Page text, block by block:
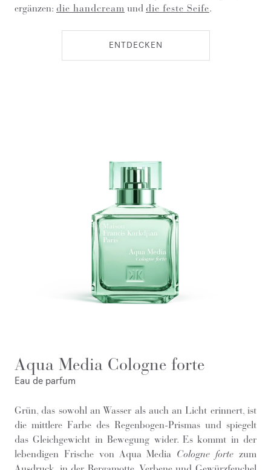
ergänzen: die handcream und die feste Seife.
ENTDECKEN
Aqua Media Cologne forte
Eau de parfum
Grün, das sowohl an Wasser als auch an Licht erinnert, ist
die mittlere Farbe des Regenbogen-Prismas und spiegelt
das Gleichgewicht in Bewegung wider. Es kommt in der
lebendigen Frische von Aqua Media Cologne forte zum